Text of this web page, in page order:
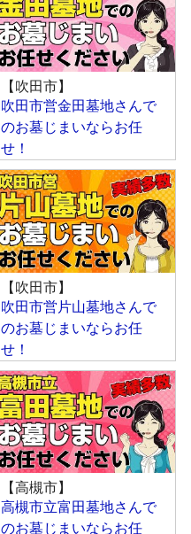
【吹田市】
吹田市営金田墓地さんで
のお墓じまいならお任
せ！
【吹田市】
吹田市営片山墓地さんで
のお墓じまいならお任
せ！
【高槻市】
高槻市立富田墓地さんで
のお墓じまいならお任